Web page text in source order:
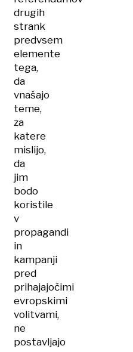
drugih
strank
predvsem
elemente
tega,
da
vnašajo
teme,
za
katere
mislijo,
da
jim
bodo
koristile
v
propagandi
in
kampanji
pred
prihajajočimi
evropskimi
volitvami,
ne
postavljajo